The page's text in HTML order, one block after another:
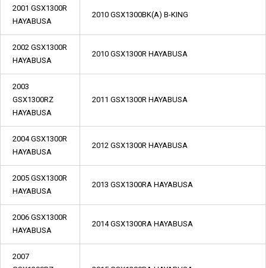
2001 GSX1300R
HAYABUSA
2010 GSX1300BK(A) B-KING
2002 GSX1300R
HAYABUSA
2010 GSX1300R HAYABUSA
2003
GSX1300RZ
HAYABUSA
2011 GSX1300R HAYABUSA
2004 GSX1300R
HAYABUSA
2012 GSX1300R HAYABUSA
2005 GSX1300R
HAYABUSA
2013 GSX1300RA HAYABUSA
2006 GSX1300R
HAYABUSA
2014 GSX1300RA HAYABUSA
2007